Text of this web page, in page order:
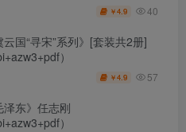
￥4.9 40
云国“寻宋”系列》[套装共2册]
）
￥4.9 57
泽东》任志刚
）